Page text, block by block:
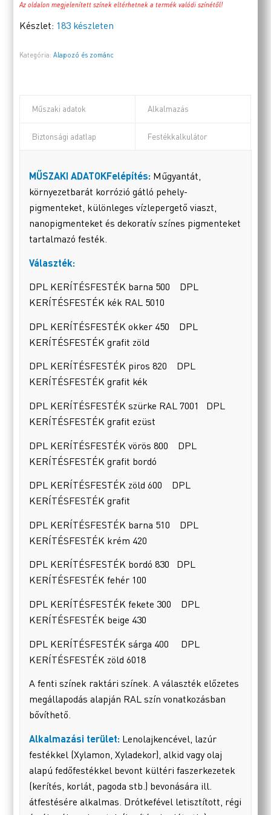
Az oldalon megjelenített színek eltérhetnek a termék valódi színétől!
Készlet: 183 készleten
Kategória:Alapozó és zománc
Műszaki adatok Alkalmazás
Biztonsági adatlap Festékkalkulátor
MŰSZAKI ADATOKFelépítés: Műgyantát,
környezetbarát korrózió gátló pehely-
pigmenteket, különleges vízlepergető viaszt,
nanopigmenteket és dekoratív színes pigmenteket
tartalmazó festék.
Választék:
DPL KERÍTÉSFESTÉK barna 500 DPL
KERÍTÉSFESTÉK kék RAL 5010
DPL KERÍTÉSFESTÉK okker 450 DPL
KERÍTÉSFESTÉK grafit zöld
DPL KERÍTÉSFESTÉK piros 820 DPL
KERÍTÉSFESTÉK grafit kék
DPL KERÍTÉSFESTÉK szürke RAL 7001 DPL
KERÍTÉSFESTÉK grafit ezüst
DPL KERÍTÉSFESTÉK vörös 800 DPL
KERÍTÉSFESTÉK grafit bordó
DPL KERÍTÉSFESTÉK zöld 600 DPL
KERÍTÉSFESTÉK grafit
DPL KERÍTÉSFESTÉK barna 510 DPL
KERÍTÉSFESTÉK krém 420
DPL KERÍTÉSFESTÉK bordó 830 DPL
KERÍTÉSFESTÉK fehér 100
DPL KERÍTÉSFESTÉK fekete 300 DPL
KERÍTÉSFESTÉK beige 430
DPL KERÍTÉSFESTÉK sárga 400 DPL
KERÍTÉSFESTÉK zöld 6018
A fenti színek raktári színek. A választék előzetes
megállapodás alapján RAL szín vonatkozásban
bővíthető.
Alkalmazási terület: Lenolajkencével, lazúr
festékkel (Xylamon, Xyladekor), alkid vagy olaj
alapú fedőfestékkel bevont kültéri faszerkezetek
(kerítés, korlát, pagoda stb.) bevonására ill.
átfestésére alkalmas. Drótkefével letisztított, régi